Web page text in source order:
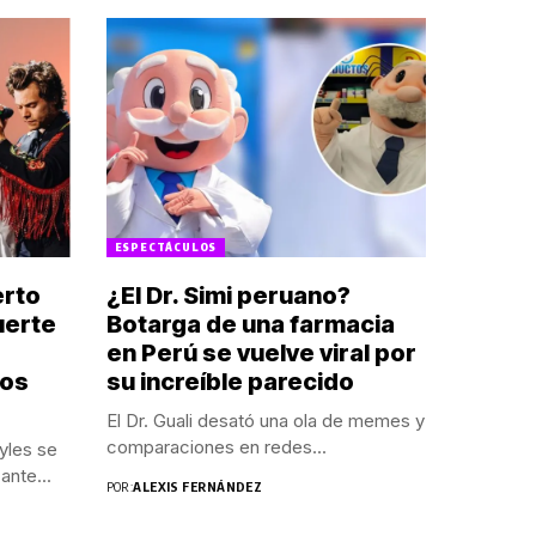
se
ESPECTÁCULOS
¿El Dr. Simi peruano?
Botarga de una farmacia
en Perú se vuelve viral por
su increíble parecido
El Dr. Guali desató una ola de memes y
comparaciones en redes...
POR:ALEXIS FERNÁNDEZ